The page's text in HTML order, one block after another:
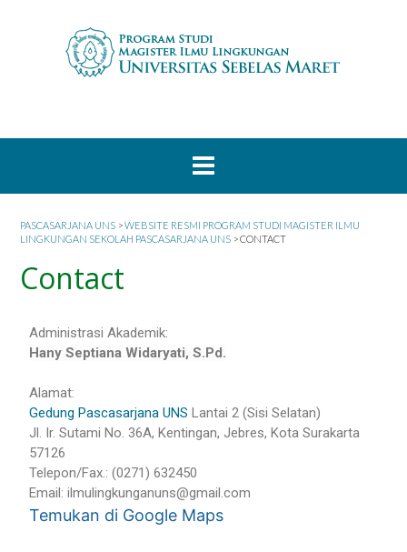
PASCASARJANA UNS >WEBSITE RESMI PROGRAM STUDI MAGISTER ILMU
LINGKUNGAN SEKOLAH PASCASARJANA UNS >CONTACT
Contact
Administrasi Akademik:
Hany Septiana Widaryati, S.Pd.
Alamat:
Gedung Pascasarjana UNS Lantai 2 (Sisi Selatan)
Jl. Ir. Sutami No. 36A, Kentingan, Jebres, Kota Surakarta
57126
Telepon/Fax.: (0271) 632450
Email: ilmulingkunganuns@gmail.com
Temukan di Google Maps